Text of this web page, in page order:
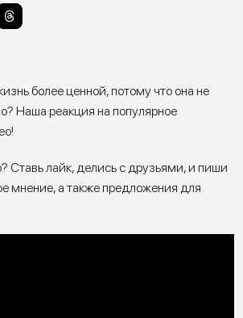
более ценной, потому что она не
Наша реакция на популярное
Ставь лайк, делись с друзьями, и пиши
мнение, а также предложения для